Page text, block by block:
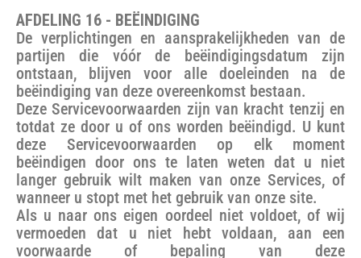
AFDELING 16 - BEËINDIGING
De verplichtingen en aansprakelijkheden van de
partijen die vóór de beëindigingsdatum zijn
ontstaan, blijven voor alle doeleinden na de
beëindiging van deze overeenkomst bestaan.
Deze Servicevoorwaarden zijn van kracht tenzij en
totdat ze door u of ons worden beëindigd. U kunt
deze Servicevoorwaarden op elk moment
beëindigen door ons te laten weten dat u niet
langer gebruik wilt maken van onze Services, of
wanneer u stopt met het gebruik van onze site.
Als u naar ons eigen oordeel niet voldoet, of wij
vermoeden dat u niet hebt voldaan, aan een
voorwaarde of bepaling van deze